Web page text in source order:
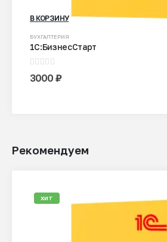
В КОРЗИНУ
БУХГАЛТЕРИЯ
1С:БизнесСтарт
0из 5
3000 ₽
Рекомендуем
ХИТ